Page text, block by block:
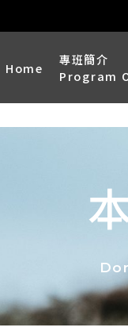
Home
專班簡介
Program